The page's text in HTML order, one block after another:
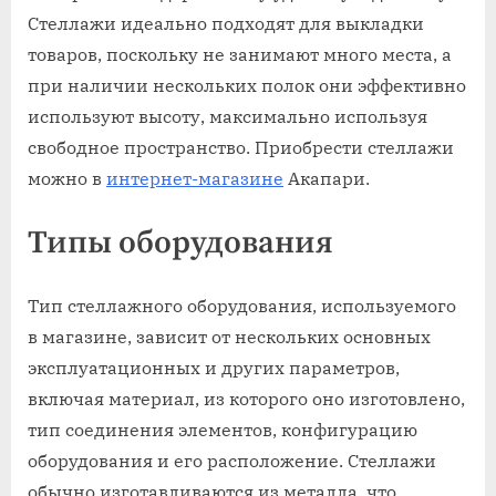
Стеллажи идеально подходят для выкладки
товаров, поскольку не занимают много места, а
при наличии нескольких полок они эффективно
используют высоту, максимально используя
свободное пространство. Приобрести стеллажи
можно в интернет-магазине Акапари.
Типы оборудования
Тип стеллажного оборудования, используемого
в магазине, зависит от нескольких основных
эксплуатационных и других параметров,
включая материал, из которого оно изготовлено,
тип соединения элементов, конфигурацию
оборудования и его расположение. Стеллажи